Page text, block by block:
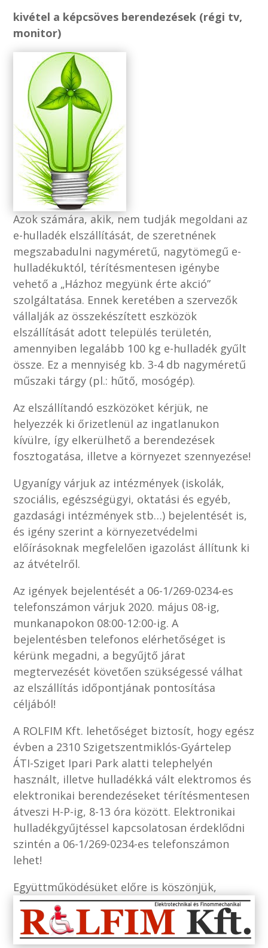
kivétel a képcsöves berendezések (régi tv,
monitor)
Azok számára, akik, nem tudják megoldani az
e-hulladék elszállítását, de szeretnének
megszabadulni nagyméretű, nagytömegű e-
hulladékuktól, térítésmentesen igénybe
vehető a „Házhoz megyünk érte akció”
szolgáltatása. Ennek keretében a szervezők
vállalják az összekészített eszközök
elszállítását adott település területén,
amennyiben legalább 100 kg e-hulladék gyűlt
össze. Ez a mennyiség kb. 3-4 db nagyméretű
műszaki tárgy (pl.: hűtő, mosógép).
Az elszállítandó eszközöket kérjük, ne
helyezzék ki őrizetlenül az ingatlanukon
kívülre, így elkerülhető a berendezések
fosztogatása, illetve a környezet szennyezése!
Ugyanígy várjuk az intézmények (iskolák,
szociális, egészségügyi, oktatási és egyéb,
gazdasági intézmények stb…) bejelentését is,
és igény szerint a környezetvédelmi
előírásoknak megfelelően igazolást állítunk ki
az átvételről.
Az igények bejelentését a 06-1/269-0234-es
telefonszámon várjuk 2020. május 08-ig,
munkanapokon 08:00-12:00-ig. A
bejelentésben telefonos elérhetőséget is
kérünk megadni, a begyűjtő járat
megtervezését követően szükségessé válhat
az elszállítás időpontjának pontosítása
céljából!
A ROLFIM Kft. lehetőséget biztosít, hogy egész
évben a 2310 Szigetszentmiklós-Gyártelep
ÁTI-Sziget Ipari Park alatti telephelyén
használt, illetve hulladékká vált elektromos és
elektronikai berendezéseket térítésmentesen
átveszi H-P-ig, 8-13 óra között. Elektronikai
hulladékgyűjtéssel kapcsolatosan érdeklődni
szintén a 06-1/269-0234-es telefonszámon
lehet!
Együttműködésüket előre is köszönjük,